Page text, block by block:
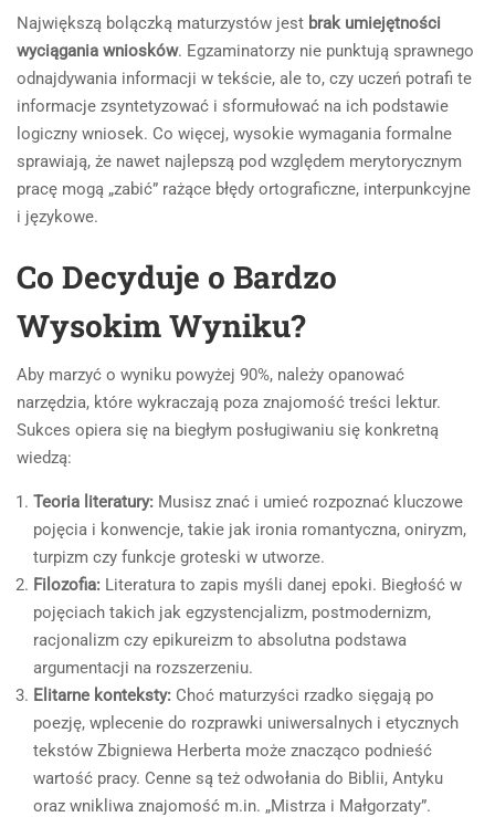
Największą bolączką maturzystów jest brak umiejętności
wyciągania wniosków. Egzaminatorzy nie punktują sprawnego
odnajdywania informacji w tekście, ale to, czy uczeń potrafi te
informacje zsyntetyzować i sformułować na ich podstawie
logiczny wniosek. Co więcej, wysokie wymagania formalne
sprawiają, że nawet najlepszą pod względem merytorycznym
pracę mogą „zabić” rażące błędy ortograficzne, interpunkcyjne
i językowe.
Co Decyduje o Bardzo
Wysokim Wyniku?
Aby marzyć o wyniku powyżej 90%, należy opanować
narzędzia, które wykraczają poza znajomość treści lektur.
Sukces opiera się na biegłym posługiwaniu się konkretną
wiedzą:
Teoria literatury: Musisz znać i umieć rozpoznać kluczowe
pojęcia i konwencje, takie jak ironia romantyczna, oniryzm,
turpizm czy funkcje groteski w utworze.
Filozofia: Literatura to zapis myśli danej epoki. Biegłość w
pojęciach takich jak egzystencjalizm, postmodernizm,
racjonalizm czy epikureizm to absolutna podstawa
argumentacji na rozszerzeniu.
Elitarne konteksty: Choć maturzyści rzadko sięgają po
poezję, wplecenie do rozprawki uniwersalnych i etycznych
tekstów Zbigniewa Herberta może znacząco podnieść
wartość pracy. Cenne są też odwołania do Biblii, Antyku
oraz wnikliwa znajomość m.in. „Mistrza i Małgorzaty”.